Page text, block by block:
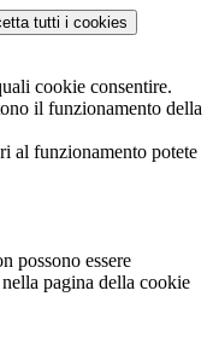
tutti i cookies
cookie consentire.
il funzionamento della
al funzionamento potete
possono essere
pagina della cookie